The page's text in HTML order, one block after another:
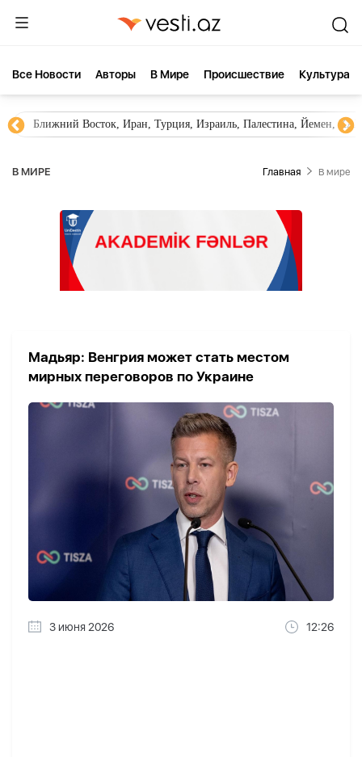
Все Новости Aвторы В Мире Происшествие Культура
Ближний Восток, Иран, Турция, Израиль, Палестина, Йемен,
В МИРЕ Главная В мире
Мадьяр: Венгрия может стать местом
мирных переговоров по Украине
3 июня 2026 12:26